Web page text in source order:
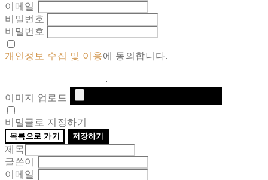
이메일
비밀번호
비밀번호
개인정보 수집 및 이용에 동의합니다.
이미지 업로드
비밀글로 지정하기
목록으로 가기 저장하기
제목
글쓴이
이메일